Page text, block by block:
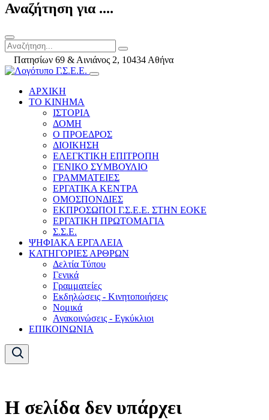
Αναζήτηση για ....
Πατησίων 69 & Αινιάνος 2, 10434 Αθήνα
ΑΡΧΙΚΗ
ΤΟ ΚΙΝΗΜΑ
ΙΣΤΟΡΙΑ
ΔΟΜΗ
Ο ΠΡΟΕΔΡΟΣ
ΔΙΟΙΚΗΣΗ
ΕΛΕΓΚΤΙΚΗ ΕΠΙΤΡΟΠΗ
ΓΕΝΙΚΟ ΣΥΜΒΟΥΛΙΟ
ΓΡΑΜΜΑΤΕΙΕΣ
ΕΡΓΑΤΙΚΑ ΚΕΝΤΡΑ
ΟΜΟΣΠΟΝΔΙΕΣ
ΕΚΠΡΟΣΩΠΟΙ Γ.Σ.Ε.Ε. ΣΤΗΝ ΕΟΚΕ
ΕΡΓΑΤΙΚΗ ΠΡΩΤΟΜΑΓΙΑ
Σ.Σ.Ε.
ΨΗΦΙΑΚΑ ΕΡΓΑΛΕΙΑ
ΚΑΤΗΓΟΡΙΕΣ ΑΡΘΡΩΝ
Δελτία Τύπου
Γενικά
Γραμματείες
Εκδηλώσεις - Κινητοποιήσεις
Νομικά
Ανακοινώσεις - Εγκύκλιοι
ΕΠΙΚΟΙΝΩΝΙΑ
Η σελίδα δεν υπάρχει